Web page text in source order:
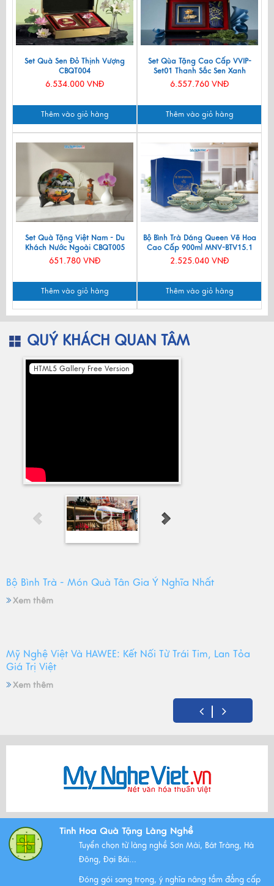
Set Quà Sen Đỏ Thịnh Vượng
CBQT004
6.534.000 VNĐ
Thêm vào giỏ hàng
Set Qùa Tặng Cao Cấp VVIP-
Set01 Thanh Sắc Sen Xanh
6.557.760 VNĐ
Thêm vào giỏ hàng
Set Quà Tặng Việt Nam - Du
Khách Nước Ngoài CBQT005
651.780 VNĐ
Thêm vào giỏ hàng
Bộ Bình Trà Dáng Queen Vẽ Hoa
Cao Cấp 900ml MNV-BTV15.1
2.525.040 VNĐ
Thêm vào giỏ hàng
QUÝ KHÁCH QUAN TÂM
HTML5 Gallery Free Version
Bộ Bình Trà - Món Quà Tân Gia Ý Nghĩa Nhất
Xem thêm
Mỹ Nghệ Việt Và HAWEE: Kết Nối Từ Trái Tim, Lan Tỏa
Giá Trị Việt
Xem thêm
Bộ Tam Sự Là Gì ? Bộ Tam Sự Có Ý Nghĩa Như Thế Nào
Trong Văn Hóa Thờ Cúng?
Xem thêm
Tinh Hoa Quà Tặng Làng Nghề
Tuyển chọn từ làng nghề Sơn Mài, Bát Tràng, Hà
Đông, Đại Bái...
Đóng gói sang trọng, ý nghĩa nâng tầm đẳng cấp